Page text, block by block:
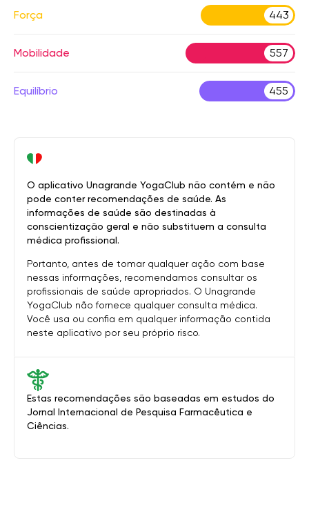
Força 443
Mobilidade 557
Equilíbrio 455
Estas recomendações são baseadas em estudos do
Jornal Internacional de Pesquisa Farmacêutica e
Ciências.
O aplicativo Unagrande YogaClub não contém e não
pode conter recomendações de saúde. As
informações de saúde são destinadas à
conscientização geral e não substituem a consulta
médica profissional.
Portanto, antes de tomar qualquer ação com base
nessas informações, recomendamos consultar os
profissionais de saúde apropriados. O Unagrande
YogaClub não fornece qualquer consulta médica.
Você usa ou confia em qualquer informação contida
neste aplicativo por seu próprio risco.